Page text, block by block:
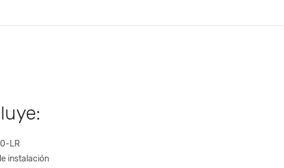
LR
instalación